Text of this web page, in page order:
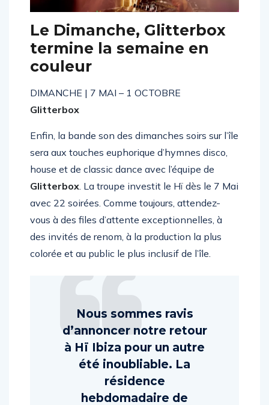
Le Dimanche, Glitterbox
termine la semaine en
couleur
DIMANCHE | 7 MAI – 1 OCTOBRE
Glitterbox
Enfin, la bande son des dimanches soirs sur l’île
sera aux touches euphorique d’hymnes disco,
house et de classic dance avec l’équipe de
Glitterbox . La troupe investit le Hï dès le 7 Mai
avec 22 soirées. Comme toujours, attendez-
vous à des files d’attente exceptionnelles, à
des invités de renom, à la production la plus
colorée et au public le plus inclusif de l’île.
Nous sommes ravis
d’annoncer notre retour
à Hï Ibiza pour un autre
été inoubliable. La
résidence
hebdomadaire de